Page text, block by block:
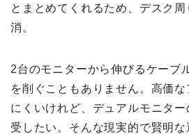
とまとめてくれるため、デスク
消。
2台のモニターから伸びるケーブ
を削ぐこともありません。高価
にくいけれど、デュアルモニタ
受したい。そんな現実的で賢明